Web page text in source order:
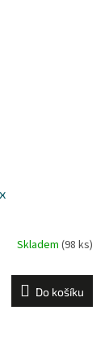
Skladem (98 ks)
Do košíku